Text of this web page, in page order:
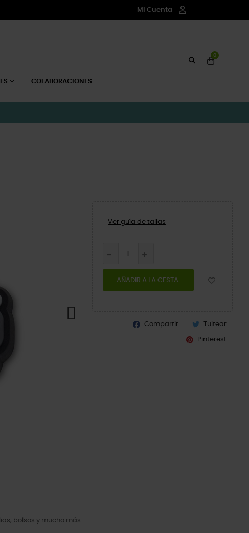
Mi Cuenta
COLABORACIONES
0
Ver guía de tallas
AÑADIR A LA CESTA
Compartir Tuitear
Pinterest
bolsos y mucho más.